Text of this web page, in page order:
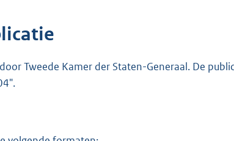
n
Tweede Kamer der Staten-Generaal. De